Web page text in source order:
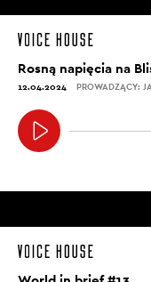
Rosną napięcia na
12.04.2024 PROWADZĄCY: